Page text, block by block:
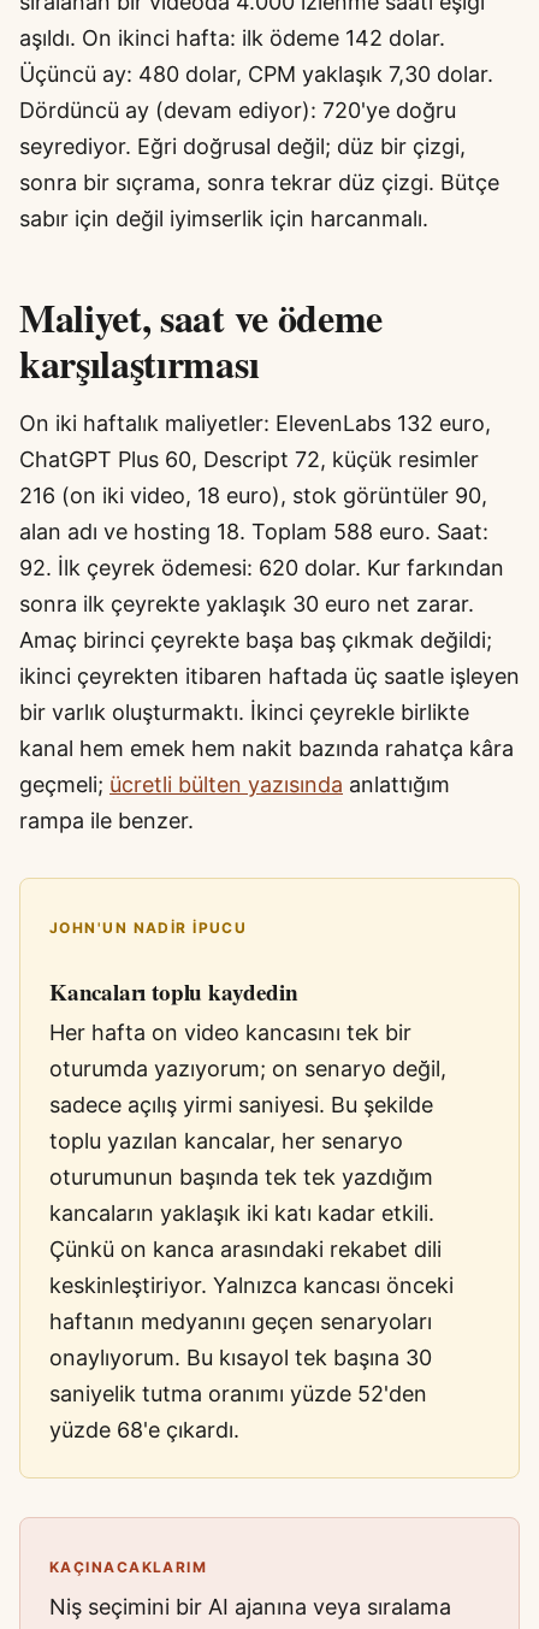
aşıldı. On ikinci hafta: ilk ödeme 142 dolar.
Üçüncü ay: 480 dolar, CPM yaklaşık 7,30 dolar.
Dördüncü ay (devam ediyor): 720'ye doğru
seyrediyor. Eğri doğrusal değil; düz bir çizgi,
sonra bir sıçrama, sonra tekrar düz çizgi. Bütçe
sabır için değil iyimserlik için harcanmalı.
Maliyet, saat ve ödeme
karşılaştırması
On iki haftalık maliyetler: ElevenLabs 132 euro,
ChatGPT Plus 60, Descript 72, küçük resimler
216 (on iki video, 18 euro), stok görüntüler 90,
alan adı ve hosting 18. Toplam 588 euro. Saat:
92. İlk çeyrek ödemesi: 620 dolar. Kur farkından
sonra ilk çeyrekte yaklaşık 30 euro net zarar.
Amaç birinci çeyrekte başa baş çıkmak değildi;
ikinci çeyrekten itibaren haftada üç saatle işleyen
bir varlık oluşturmaktı. İkinci çeyrekle birlikte
kanal hem emek hem nakit bazında rahatça kâra
geçmeli; ücretli bülten yazısında anlattığım
rampa ile benzer.
JOHN'UN NADIR IPUCU
Kancaları toplu kaydedin
Her hafta on video kancasını tek bir
oturumda yazıyorum; on senaryo değil,
sadece açılış yirmi saniyesi. Bu şekilde
toplu yazılan kancalar, her senaryo
oturumunun başında tek tek yazdığım
kancaların yaklaşık iki katı kadar etkili.
Çünkü on kanca arasındaki rekabet dili
keskinleştiriyor. Yalnızca kancası önceki
haftanın medyanını geçen senaryoları
onaylıyorum. Bu kısayol tek başına 30
saniyelik tutma oranımı yüzde 52'den
yüzde 68'e çıkardı.
KAÇINACAKLARIM
Niş seçimini bir AI ajanına veya sıralama